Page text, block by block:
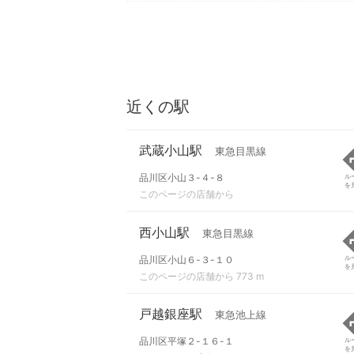
近くの駅
武蔵小山駅 東急目黒線
品川区小山３-４-８
このページの店舗から
ル
を
西小山駅 東急目黒線
品川区小山６-３-１０
このページの店舗から 773 m
ル
を
戸越銀座駅 東急池上線
品川区平塚２-１６-１
ル
を